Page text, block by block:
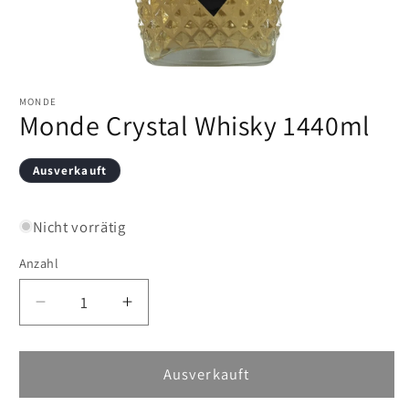
in
Modal
öffnen
MONDE
Monde Crystal Whisky 1440ml
Ausverkauft
Nicht vorrätig
Anzahl
Verringere
die
Menge
Monde
Erhöhe
die
Menge
Monde
Ausverkauft